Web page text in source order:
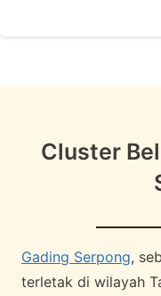
Cluster
Gading Serpong,
terletak di wilayah